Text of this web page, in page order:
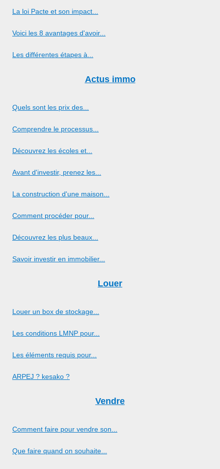
La loi Pacte et son impact...
Voici les 8 avantages d'avoir...
Les différentes étapes à...
Actus immo
Quels sont les prix des...
Comprendre le processus...
Découvrez les écoles et...
Avant d'investir, prenez les...
La construction d'une maison...
Comment procéder pour...
Découvrez les plus beaux...
Savoir investir en immobilier...
Louer
Louer un box de stockage...
Les conditions LMNP pour...
Les éléments requis pour...
ARPEJ ? kesako ?
Vendre
Comment faire pour vendre son...
Que faire quand on souhaite...